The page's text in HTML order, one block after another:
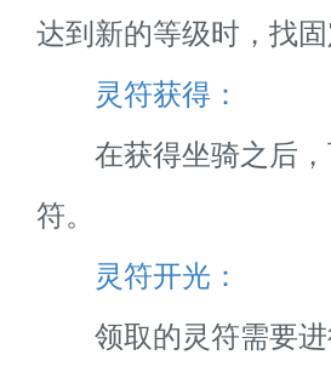
达到新的等级时，找
灵符获得：
在获得坐骑之后，
符。
灵符开光：
领取的灵符需要进